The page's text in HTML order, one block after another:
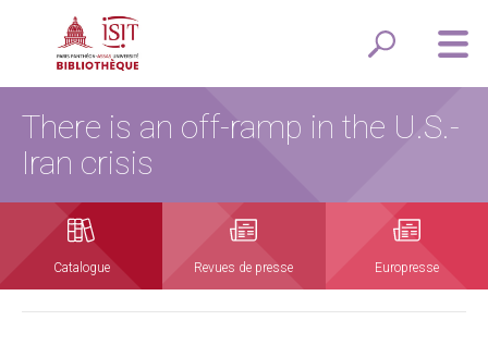
There is an off-ramp in the U.S.-
Iran crisis
Catalogue Revues de presse Europresse